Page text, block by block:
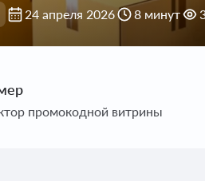
24 апреля 2026 8 минут
промокодной витрины